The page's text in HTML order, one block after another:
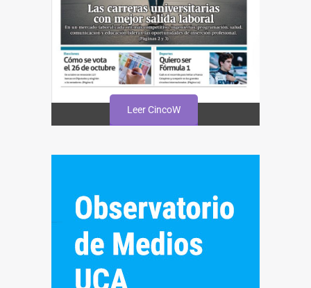
Leer CincoW